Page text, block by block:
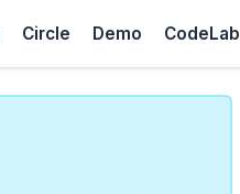
Circle Demo CodeLab